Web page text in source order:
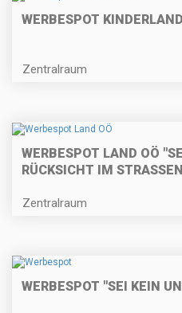
WERBESPOT
Zentralraum
WERBESPOT LAND OÖ
RÜCKSICHT IM
Zentralraum
WERBESPOT "SEI KEIN